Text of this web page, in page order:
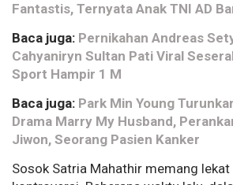
Fantastis, Ternyata Anak TNI AD
Baca juga: Pernikahan Andreas
Cahyaniryn Sultan Pati Viral
Sport Hampir 1 M
Baca juga: Park Min Young
Drama Marry My Husband,
Jiwon, Seorang Pasien Kanker
Sosok Satria Mahathir memang lekat